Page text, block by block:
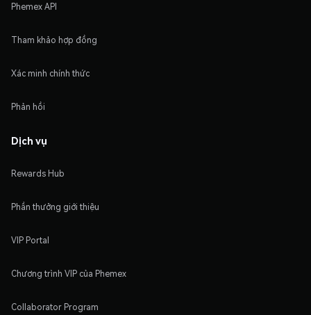
Phemex API
Tham khảo hợp đồng
Xác minh chính thức
Phản hồi
Dịch vụ
Rewards Hub
Phần thưởng giới thiệu
VIP Portal
Chương trình VIP của Phemex
Collaborator Program